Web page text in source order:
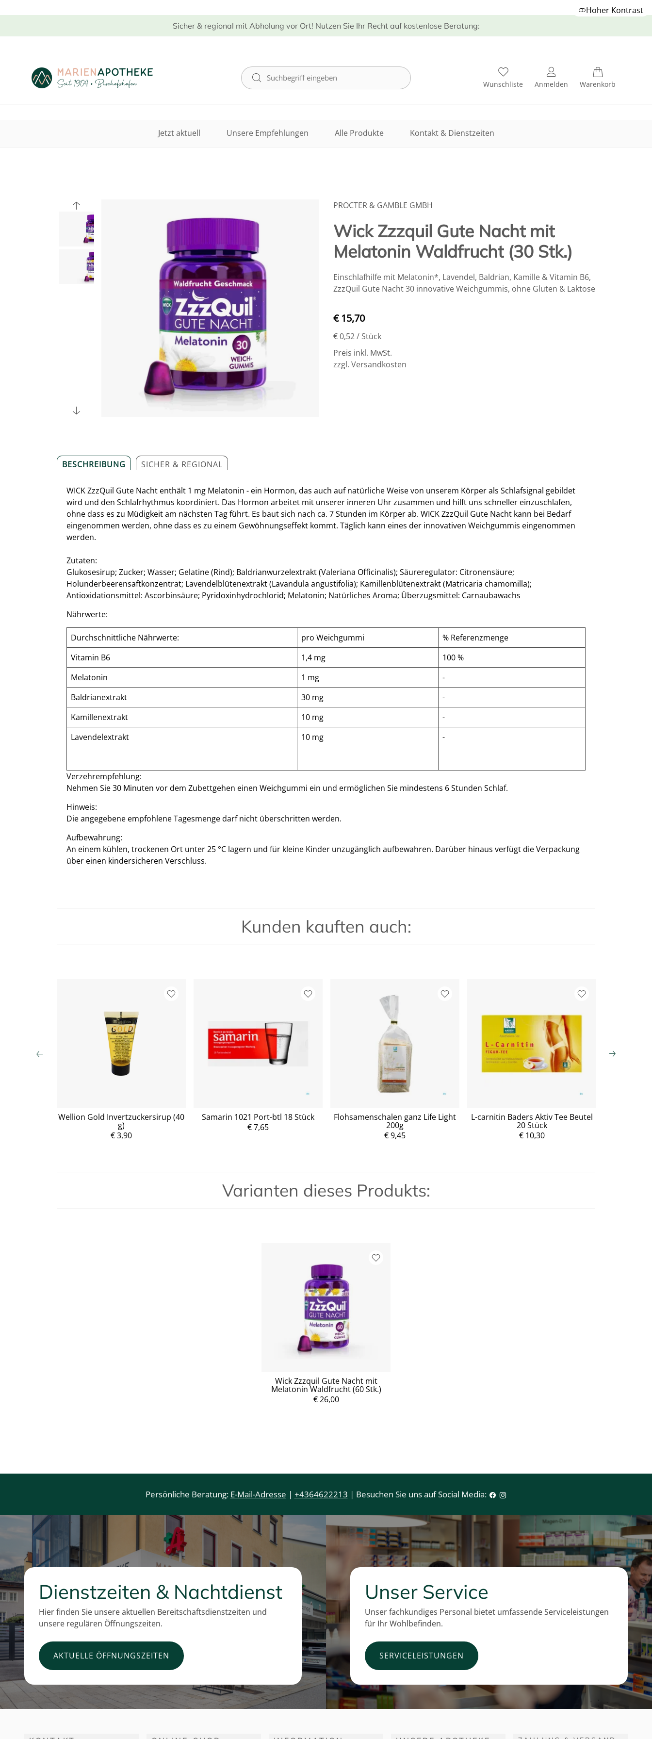
Sicher & regional mit Abholung vor Ort! Nutzen Sie Ihr Recht auf kostenlose Beratung:
Hoher Kontrast
Wunschliste Anmelden Warenkorb
Jetzt aktuell Unsere Empfehlungen Alle Produkte Kontakt & Dienstzeiten
PROCTER & GAMBLE GMBH
Wick Zzzquil Gute Nacht mit
Melatonin Waldfrucht (30 Stk.)
Einschlafhilfe mit Melatonin*, Lavendel, Baldrian, Kamille & Vitamin B6,
ZzzQuil Gute Nacht 30 innovative Weichgummis, ohne Gluten & Laktose
€ 15,70
€ 0,52/ Stück
Preis inkl. MwSt.
zzgl. Versandkosten
BESCHREIBUNG SICHER & REGIONAL
WICK ZzzQuil Gute Nacht enthält 1 mg Melatonin - ein Hormon, das auch auf natürliche Weise von unserem Körper als Schlafsignal gebildet
wird und den Schlafrhythmus koordiniert. Das Hormon arbeitet mit unserer inneren Uhr zusammen und hilft uns schneller einzuschlafen,
ohne dass es zu Müdigkeit am nächsten Tag führt. Es baut sich nach ca. 7 Stunden im Körper ab. WICK ZzzQuil Gute Nacht kann bei Bedarf
eingenommen werden, ohne dass es zu einem Gewöhnungseffekt kommt. Täglich kann eines der innovativen Weichgummis eingenommen
werden.
Zutaten:
Glukosesirup; Zucker; Wasser; Gelatine (Rind); Baldrianwurzelextrakt (Valeriana Officinalis); Säureregulator: Citronensäure;
Holunderbeerensaftkonzentrat; Lavendelblütenextrakt (Lavandula angustifolia); Kamillenblütenextrakt (Matricaria chamomilla);
Antioxidationsmittel: Ascorbinsäure; Pyridoxinhydrochlorid; Melatonin; Natürliches Aroma; Überzugsmittel: Carnaubawachs
Nährwerte:
Durchschnittliche Nährwerte: pro Weichgummi
% Referenzmenge
Vitamin B6
1,4 mg
100 %
Melatonin
1 mg
-
Baldrianextrakt
30 mg
-
Kamillenextrakt
10 mg
-
Lavendelextrakt
10 mg -
Verzehrempfehlung:
Nehmen Sie 30 Minuten vor dem Zubettgehen einen Weichgummi ein und ermöglichen Sie mindestens 6 Stunden Schlaf.
Hinweis:
Die angegebene empfohlene Tagesmenge darf nicht überschritten werden.
Aufbewahrung:
An einem kühlen, trockenen Ort unter 25 °C lagern und für kleine Kinder unzugänglich aufbewahren. Darüber hinaus verfügt die Verpackung
über einen kindersicheren Verschluss.
Kunden kauften auch:
Wellion Gold Invertzuckersirup (40
g)
€ 3,90
Samarin 1021 Port-btl 18 Stück
€ 7,65
Flohsamenschalen ganz Life Light
200g
€ 9,45
L-carnitin Baders Aktiv Tee Beutel
20 Stück
€ 10,30
P
P
s
Varianten dieses Produkts:
Wick Zzzquil Gute Nacht mit
Melatonin Waldfrucht (60 Stk.)
€ 26,00
Persönliche Beratung: E-Mail-Adresse | +4364622213 | Besuchen Sie uns auf Social Media:
Dienstzeiten & Nachtdienst
Hier finden Sie unsere aktuellen Bereitschaftsdienstzeiten und
unsere regulären Öffnungszeiten.
AKTUELLE ÖFFNUNGSZEITEN
Unser Service
Unser fachkundiges Personal bietet umfassende Serviceleistungen
für Ihr Wohlbefinden.
SERVICELEISTUNGEN